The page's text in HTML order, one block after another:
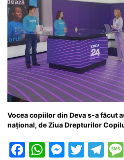
Vocea copiilor din Deva s-a făcut
național, de Ziua Drepturilor
F
W M T
T